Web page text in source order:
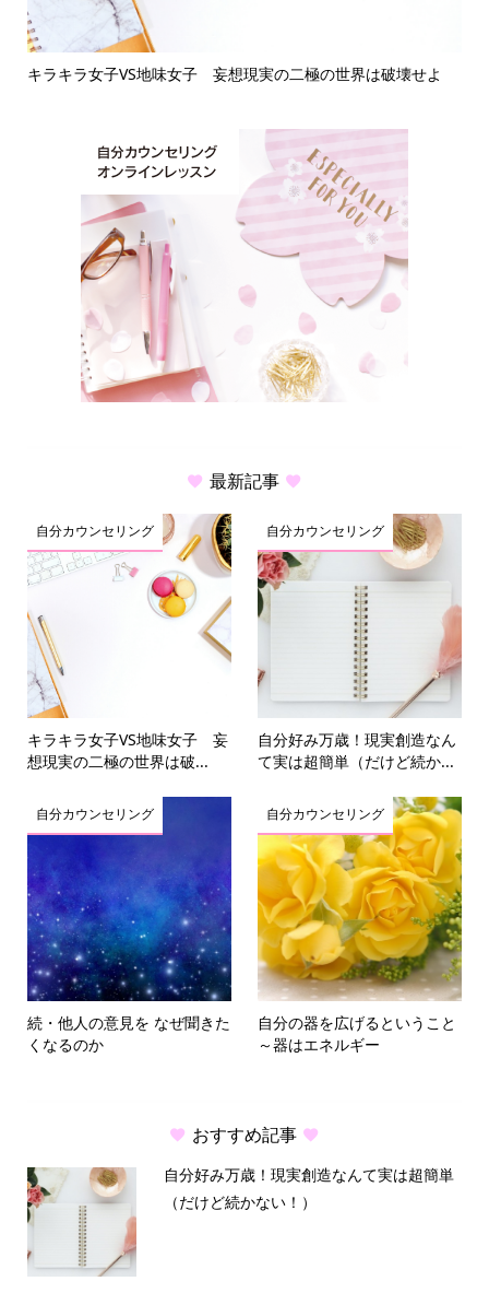
味女子 妄想現実の二極の世界は破壊せよ 繊細さん的幸せの歩き
最新記事
自分カウンセリング
キラキラ女子VS地味女子 妄
想現実の二極の世界は破...
自分カウンセリング
自分好み万歳！現実創造なん
て実は超簡単（だけど続か...
自分カウンセリング
続・他人の意見を なぜ聞きた
くなるのか
自分カウンセリング
自分の器を広げるということ
～器はエネルギー
おすすめ記事
自分好み万歳！現実創造なんて実は超簡単
（だけど続かない！）